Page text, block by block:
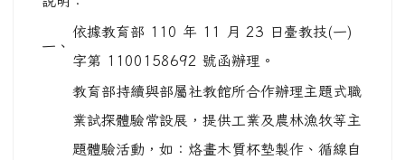
一、
依據教育部 110 年 11 月 23 日臺教技(一)
字第 1100158692 號函辦理。
教育部持續與部屬社教館所合作辦理主題式職
業試探體驗常設展，提供工業及農林漁牧等主
題體驗活動，如：烙畫木質杯墊製作、循線自